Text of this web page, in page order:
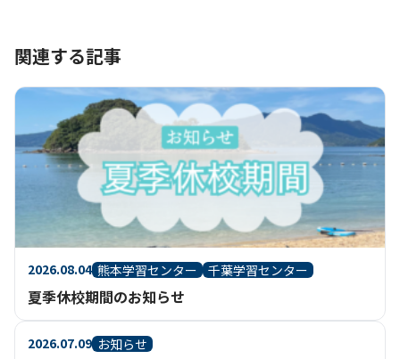
関連する記事
2026.08.04 熊本学習センター 千葉学習センター
夏季休校期間のお知らせ
2026.07.09 お知らせ